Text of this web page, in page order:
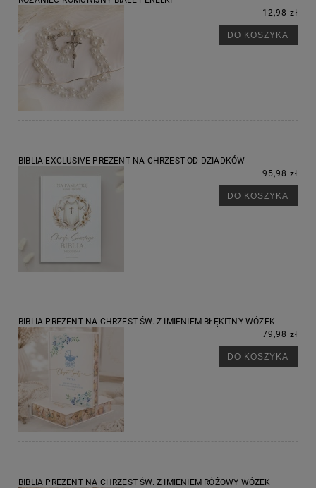
12,98 zł
DO KOSZYKA
BIBLIA EXCLUSIVE PREZENT NA CHRZEST OD DZIADKÓW
95,98 zł
DO KOSZYKA
BIBLIA PREZENT NA CHRZEST ŚW. Z IMIENIEM BŁĘKITNY WÓZEK
79,98 zł
DO KOSZYKA
BIBLIA PREZENT NA CHRZEST ŚW. Z IMIENIEM RÓŻOWY WÓZEK